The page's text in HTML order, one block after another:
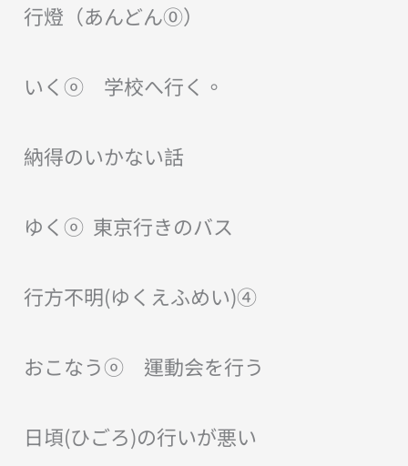
行燈（あんどん⓪）
いくⓞ 学校へ行く。
納得のいかない話
ゆくⓞ 東京行きのバス
行方不明(ゆくえふめい)④
おこなうⓞ 運動会を行う
日頃(ひごろ)の行いが悪い